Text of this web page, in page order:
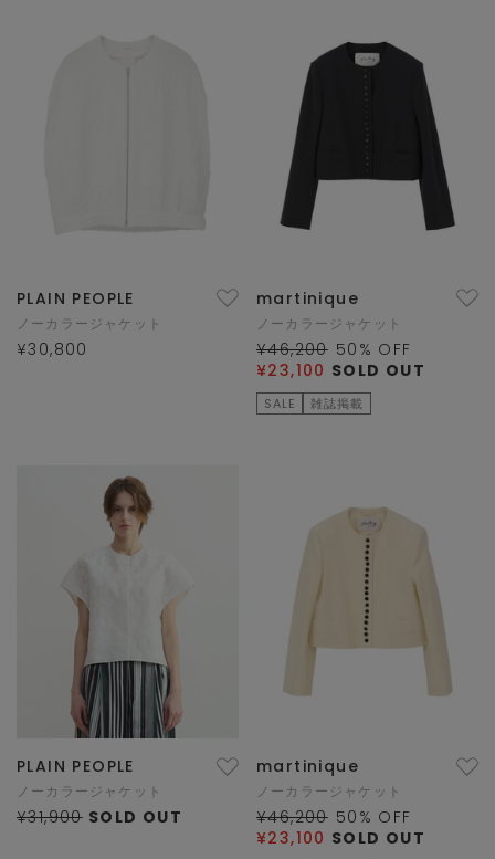
PLAIN PEOPLE
ノーカラージャケット
¥30,800
martinique
ノーカラージャケット
¥46,200 50 % OFF
¥23,100 SOLD OUT
SALE 雑誌掲載
PLAIN PEOPLE
ノーカラージャケット
¥31,900 SOLD OUT
martinique
ノーカラージャケット
¥46,200 50 % OFF
¥23,100 SOLD OUT